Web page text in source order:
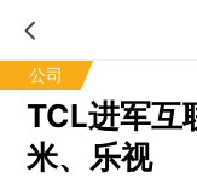
公司
TCL进军互
米、乐视